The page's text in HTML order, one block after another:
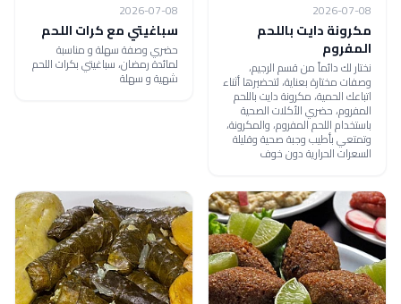
2026-07-08
مكرونة دايت باللحم
المفروم
نختار لك دائماً من قسم الرجيم،
وصفات مختارة بعناية، لتحضيرها أثناء
اتباعك الحمية، مكرونة دايت باللحم
المفروم، حضري الأكلات الصحية
باستخدام اللحم المفروم، والمكرونة،
وتمتعي بأطيب وجبة صحية وقليلة
السعرات الحرارية دون خوف
2026-07-08
سباغيتي مع كرات اللحم
حضري وصفة سهلة و مناسبة
لمائدة رمضان، سباغيتي بكرات اللحم
شهية و سهلة